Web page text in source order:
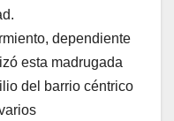
dependiente
esta madrugada
del barrio céntrico